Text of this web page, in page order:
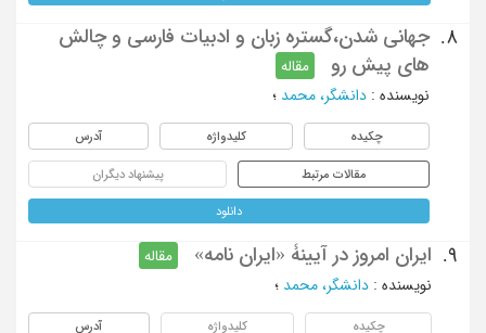
8.
جهانی شدن،گستره زبان و ادبیات فارسی و چالش
های پیش رو
مقاله
نویسنده : دانشگر، محمد ؛
چکیده کلیدواژه آدرس
مقالات مرتبط پیشنهاد دیگران
دانلود
9. ایران امروز در آیینۀ «ایران نامه»
مقاله
نویسنده : دانشگر، محمد ؛
چکیده کلیدواژه آدرس